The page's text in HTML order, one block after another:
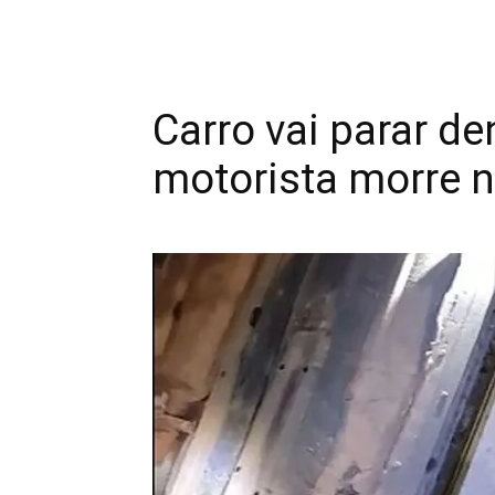
Carro vai parar
motorista morre